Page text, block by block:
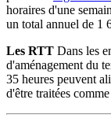
horaires d'une
un total annuel de 1
Les RTT Dans les
d'aménagement du
35 heures peuvent
d'être traitées